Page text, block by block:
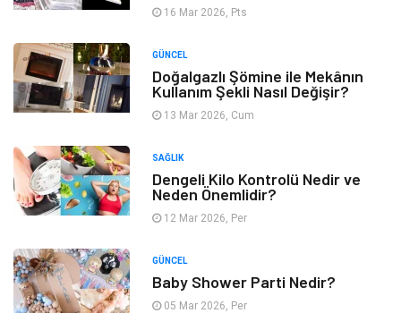
16 Mar 2026, Pts
GÜNCEL
Doğalgazlı Şömine ile Mekânın
Kullanım Şekli Nasıl Değişir?
13 Mar 2026, Cum
SAĞLIK
Dengeli Kilo Kontrolü Nedir ve
Neden Önemlidir?
12 Mar 2026, Per
GÜNCEL
Baby Shower Parti Nedir?
05 Mar 2026, Per